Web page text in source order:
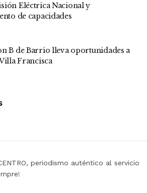
Eléctrica Nacional y
de capacidades
B de Barrio lleva oportunidades a
Francisca
periodismo auténtico al servicio